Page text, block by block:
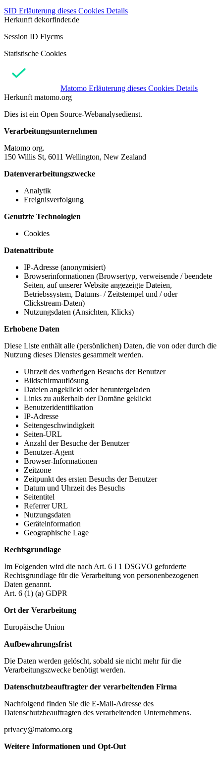
SID Erläuterung dieses Cookies Details
Herkunft dekorfinder.de
Session ID Flycms
Statistische Cookies
Matomo Erläuterung dieses Cookies Details
Herkunft matomo.org
Dies ist ein Open Source-Webanalysedienst.
Verarbeitungsunternehmen
Matomo org.
150 Willis St, 6011 Wellington, New Zealand
Datenverarbeitungszwecke
Analytik
Ereignisverfolgung
Genutzte Technologien
Cookies
Datenattribute
IP-Adresse (anonymisiert)
Browserinformationen (Browsertyp, verweisende / beendete
Seiten, auf unserer Website angezeigte Dateien,
Betriebssystem, Datums- / Zeitstempel und / oder
Clickstream-Daten)
Nutzungsdaten (Ansichten, Klicks)
Erhobene Daten
Diese Liste enthält alle (persönlichen) Daten, die von oder durch die
Nutzung dieses Dienstes gesammelt werden.
Uhrzeit des vorherigen Besuchs der Benutzer
Bildschirmauflösung
Dateien angeklickt oder heruntergeladen
Links zu außerhalb der Domäne geklickt
Benutzeridentifikation
IP-Adresse
Seitengeschwindigkeit
Seiten-URL
Anzahl der Besuche der Benutzer
Benutzer-Agent
Browser-Informationen
Zeitzone
Zeitpunkt des ersten Besuchs der Benutzer
Datum und Uhrzeit des Besuchs
Seitentitel
Referrer URL
Nutzungsdaten
Geräteinformation
Geographische Lage
Rechtsgrundlage
Im Folgenden wird die nach Art. 6 I 1 DSGVO geforderte
Rechtsgrundlage für die Verarbeitung von personenbezogenen
Daten genannt.
Art. 6 (1) (a) GDPR
Ort der Verarbeitung
Europäische Union
Aufbewahrungsfrist
Die Daten werden gelöscht, sobald sie nicht mehr für die
Verarbeitungszwecke benötigt werden.
Datenschutzbeauftragter der verarbeitenden Firma
Nachfolgend finden Sie die E-Mail-Adresse des
Datenschutzbeauftragten des verarbeitenden Unternehmens.
privacy@matomo.org
Weitere Informationen und Opt-Out